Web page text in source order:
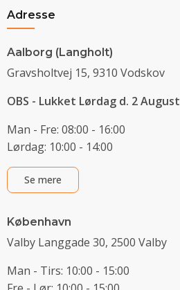
Adresse
Aalborg (Langholt)
Gravsholtvej 15, 9310 Vodskov
OBS - Lukket Lørdag d. 2 August
Man - Fre: 08:00 - 16:00
Lørdag: 10:00 - 14:00
Se mere
København
Valby Langgade 30, 2500 Valby
Man - Tirs: 10:00 - 15:00